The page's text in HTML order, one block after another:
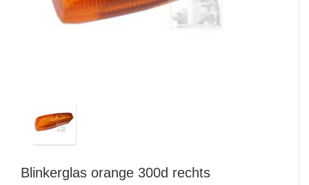
Blinkerglas orange 300d rechts